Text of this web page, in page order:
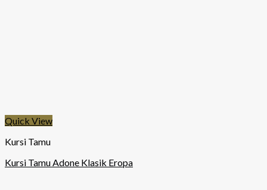
Quick View
Kursi Tamu
Kursi Tamu Adone Klasik Eropa